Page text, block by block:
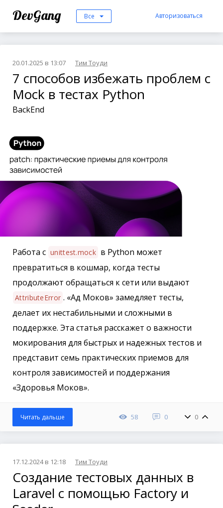
DevGang Все Авторизоваться
20.01.2025 в 13:07 Тим Тоуди
7 способов избежать проблем с
Mock в тестах Python
BackEnd
Работа с unittest.mock в Python может
превратиться в кошмар, когда тесты
продолжают обращаться к сети или выдают
AttributeError . «Ад Моков» замедляет тесты,
делает их нестабильными и сложными в
поддержке. Эта статья расскажет о важности
мокирования для быстрых и надежных тестов и
представит семь практических приемов для
контроля зависимостей и поддержания
«Здоровья Моков».
58 0 0
Читать дальше
17.12.2024 в 12:18 Тим Тоуди
Создание тестовых данных в
Laravel с помощью Factory и